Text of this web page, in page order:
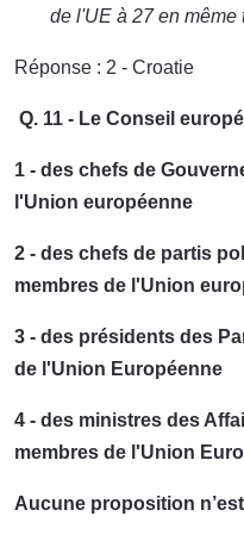
de l'UE à 27 en
Réponse : 2 - Croatie
Q. 11 - Le Conseil
1 - des chefs de
l'Union européenne
2 - des chefs de partis
membres de l'Union
3 - des présidents des
de l'Union Européenne
4 - des ministres des
membres de l'Union
Aucune proposition